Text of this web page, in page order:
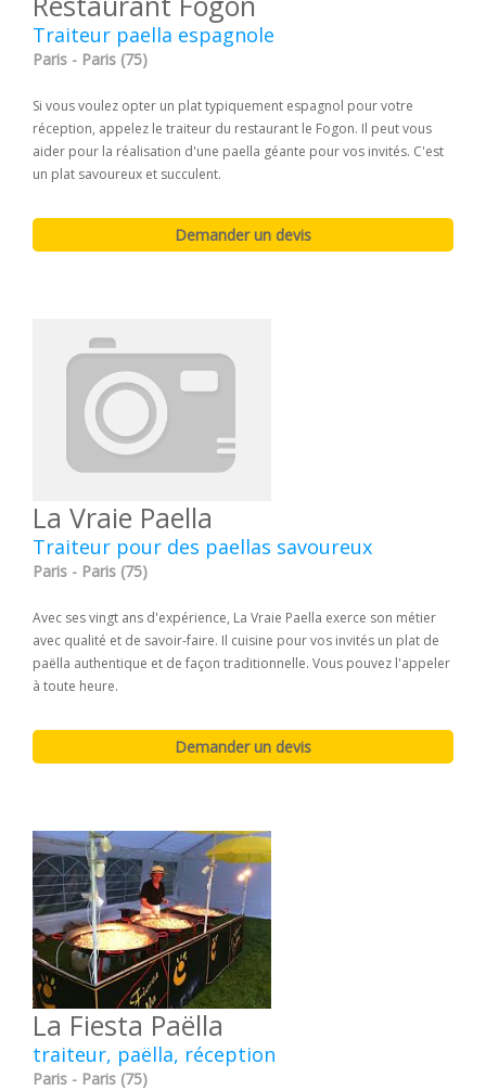
Traiteur paella espagnole
Paris - Paris (75)
Si vous voulez opter un plat typiquement espagnol pour votre
réception, appelez le traiteur du restaurant le Fogon. Il peut vous
aider pour la réalisation d'une paella géante pour vos invités. C'est
un plat savoureux et succulent.
La Vraie Paella
Traiteur pour des paellas savoureux
Paris - Paris (75)
Avec ses vingt ans d'expérience, La Vraie Paella exerce son métier
avec qualité et de savoir-faire. Il cuisine pour vos invités un plat de
paëlla authentique et de façon traditionnelle. Vous pouvez l'appeler
à toute heure.
La Fiesta Paëlla
traiteur, paëlla, réception
Paris - Paris (75)